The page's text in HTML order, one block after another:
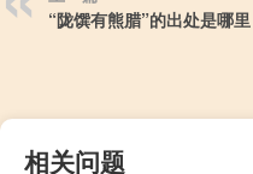
“陇馔有熊腊”的出处是哪里
相关问题